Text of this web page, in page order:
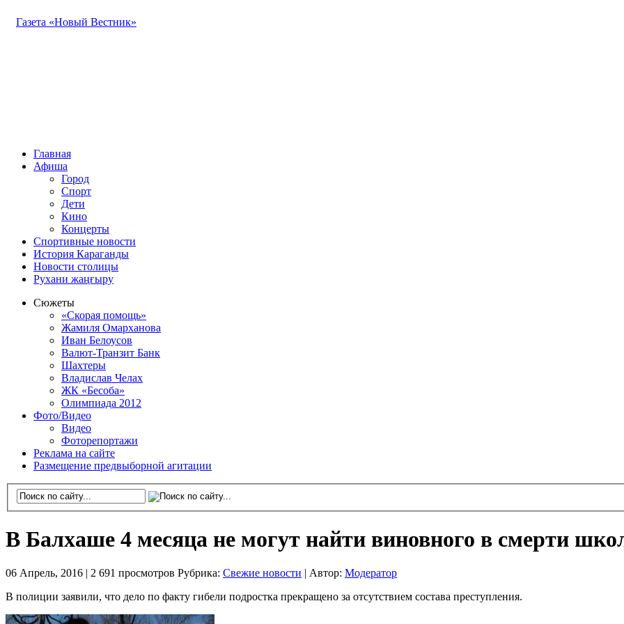
Газета «Новый Вестник»
Главная
Афиша
Город
Спорт
Дети
Кино
Концерты
Спортивные новости
История Караганды
Новости столицы
Рухани жаңғыру
Сюжеты
«Скорая помощь»
Жамиля Омарханова
Иван Белоусов
Валют-Транзит Банк
Шахтеры
Владислав Челах
ЖК «Бесоба»
Олимпиада 2012
Фото/Видео
Видео
Фоторепортажи
Реклама на сайте
Размещение предвыборной агитации
В Балхаше 4 месяца не могут найти виновного в смерти
06 Апрель, 2016 | 2 691 просмотров Рубрика: Свежие новости Автор: Модератор
В полиции заявили, что дело по факту гибели подростка прекращено за отсутствием состава преступления.